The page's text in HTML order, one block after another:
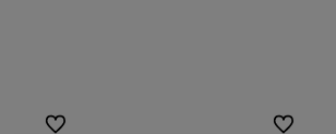
Do ulubionych Do